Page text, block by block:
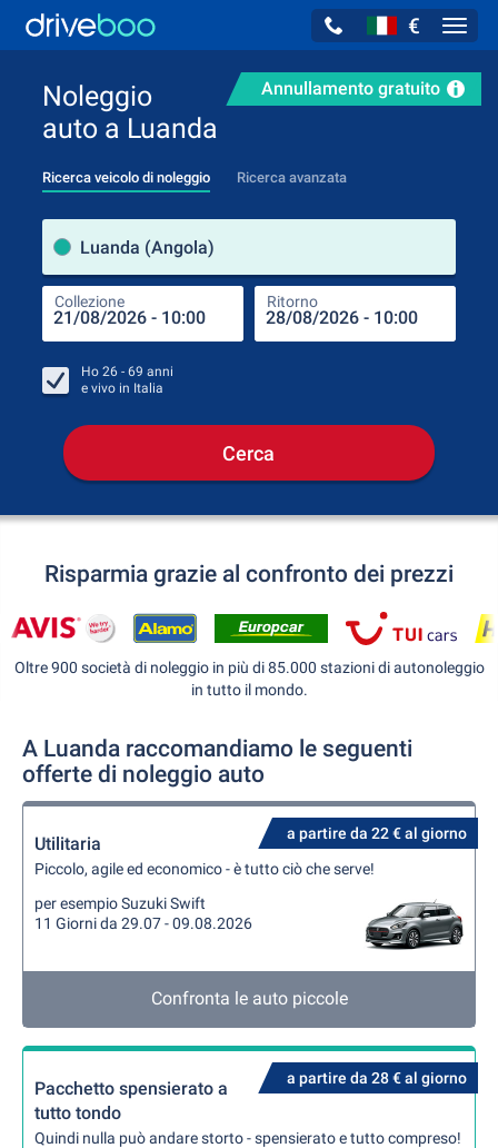
€
Annullamento gratuito
Noleggio
auto a Luanda
Ricerca veicolo di noleggio Ricerca avanzata
Luanda (Angola)
Collezione Ritorno
Ho 26 - 69 anni
e vivo in Italia
Cerca
Risparmia grazie al confronto dei prezzi
Oltre 900 società di noleggio in più di 85.000 stazioni di autonoleggio
in tutto il mondo.
A Luanda raccomandiamo le seguenti
offerte di noleggio auto
a partire da 22 € al giorno
Utilitaria
Piccolo, agile ed economico - è tutto ciò che serve!
per esempio Suzuki Swift
11 Giorni da 29.07 - 09.08.2026
Confronta le auto piccole
a partire da 28 € al giorno
Pacchetto spensierato a
tutto tondo
Quindi nulla può andare storto - spensierato e tutto compreso!